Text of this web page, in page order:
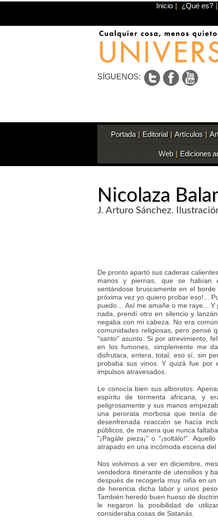
Inicio | ¿Qué es? |
SÍGUENOS:
Portada | Editorial | Artículos |
Web | Ediciones
Nicolaza
J. Arturo Sánchez.
De pronto apartó sus caderas
manos y piernas, que se habían
sentándose bruscamente en el
próxima vez yo quiero probar eso!...
puedo… Así me amañe o me raye... Y
nada, prendí otro en silencio y
negaba con mi cabeza. No era
comunidades religiosas, pero pensé
"santo" asunto. Si por atrevimiento,
en los fumones, simplemente me
disfrutara, entera, total; eso sí, sin
probaba sus vinos. Y quizá fue por
impulsos atravesados.
Le conocía bien sus alborotos.
espíritu de tormenta africana, y
peligrosamente y sus manos
una perorata morbosa que tenía
desenfrenada reacción se hacía
públicos, de manera que nunca
"¡Pagále pieza¡" o "¡soltálo!".
atrapado en una incómoda escena
Nos volvimos a ver en diciembre,
vendedora itinerante de utensilios y
después de recogerla muy niña en
de herencia dicha labor y unos
También heredó buen hueso de
le negaron la posibilidad de
consideraba cosas de Satanás.